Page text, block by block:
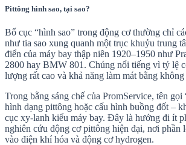
Pittông hình sao, tại sao?
Bố cục “hình sao” trong động cơ thường chỉ
như tia sao xung quanh một trục khuỷu trung
điển của máy bay thập niên 1920–1950 như
2800 hay BMW 801. Chúng nổi tiếng vì tỷ lệ
lượng rất cao và khả năng làm mát bằng
Trong bằng sáng chế của PromService, tên gọi
hình dạng pittông hoặc cấu hình buồng đốt –
cục xy-lanh kiểu máy bay. Đây là hướng đi ít
nghiên cứu động cơ pittông hiện đại, nơi phần
vào điện khí hóa và động cơ hydrogen.